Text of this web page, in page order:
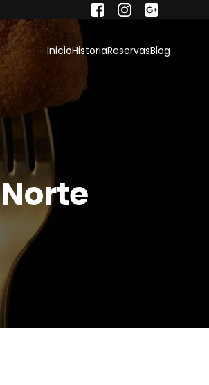
InicioHistoriaReservasBlog